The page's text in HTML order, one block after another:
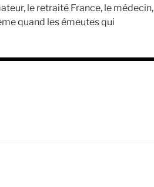
le retraité France, le médecin,
quand les émeutes qui